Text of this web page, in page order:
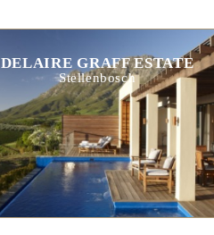
DELAIRE GRAFF ESTATE
Stellenbosch